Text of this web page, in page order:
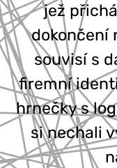
777 353 464
jež
dokončení
souvisí s
firemní
hrnečky s
si nechali